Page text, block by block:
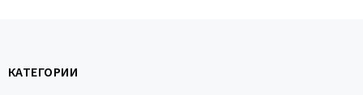
КАТЕГОРИИ